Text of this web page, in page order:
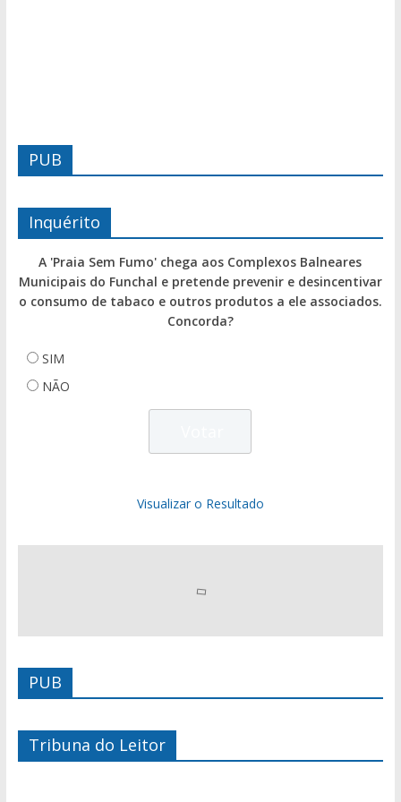
PUB
Inquérito
A 'Praia Sem Fumo' chega aos Complexos Balneares
Municipais do Funchal e pretende prevenir e desincentivar
o consumo de tabaco e outros produtos a ele associados.
Concorda?
SIM
NÃO
Visualizar o Resultado
PUB
Tribuna do Leitor